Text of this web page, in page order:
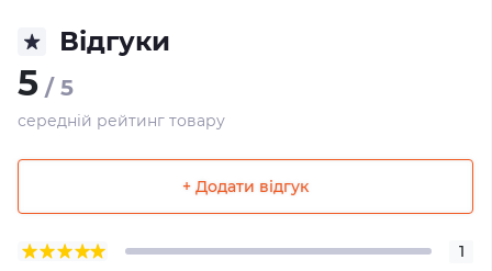
Відгуки
5 / 5
середній рейтинг товару
+ Додати відгук
1